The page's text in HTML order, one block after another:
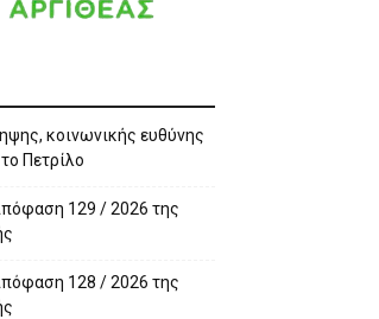
κοινωνικής ευθύνης
Πετρίλο
129 / 2026 της
128 / 2026 της